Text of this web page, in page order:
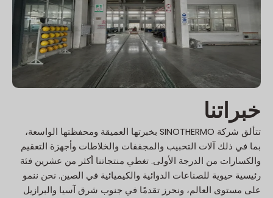
خبراتنا
تتألق شركة SINOTHERMO بخبرتها العميقة ومحفظتها الواسعة،
بما في ذلك آلات التحبيب والمجففات والخلاطات وأجهزة التعقيم
والكسارات من الدرجة الأولى. تغطي منتجاتنا أكثر من عشرين فئة
رئيسية حيوية للصناعات الدوائية والكيميائية في الصين. نحن ننمو
على مستوى العالم، ونحرز تقدمًا في جنوب شرق آسيا والبرازيل